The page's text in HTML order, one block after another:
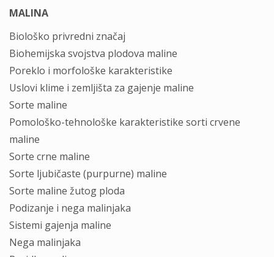
MALINA
Biološko privredni značaj
Biohemijska svojstva plodova maline
Poreklo i morfološke karakteristike
Uslovi klime i zemljišta za gajenje maline
Sorte maline
Pomološko-tehnološke karakteristike sorti crvene
maline
Sorte crne maline
Sorte ljubičaste (purpurne) maline
Sorte maline žutog ploda
Podizanje i nega malinjaka
Sistemi gajenja maline
Nega malinjaka